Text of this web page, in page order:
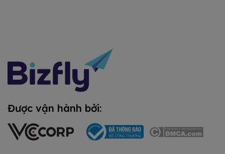
Được vận hành bởi: